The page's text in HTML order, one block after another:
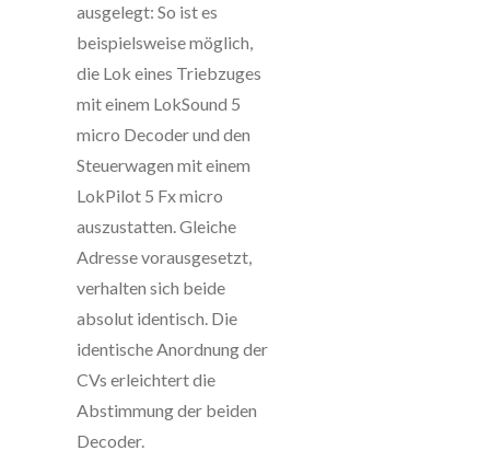
ausgelegt: So ist es
beispielsweise möglich,
die Lok eines Triebzuges
mit einem LokSound 5
micro Decoder und den
Steuerwagen mit einem
LokPilot 5 Fx micro
auszustatten. Gleiche
Adresse vorausgesetzt,
verhalten sich beide
absolut identisch. Die
identische Anordnung der
CVs erleichtert die
Abstimmung der beiden
Decoder.